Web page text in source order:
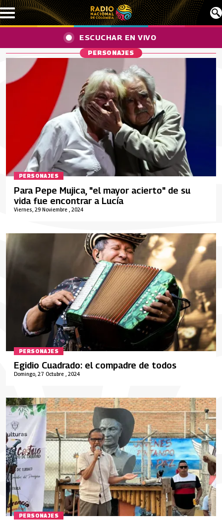
Pasar al contenido principal
ESCUCHAR EN VIVO
PERSONAJES
PERSONAJES
Viernes, 29 Noviembre , 2024
Para Pepe Mujica, "el mayor acierto" de su
vida fue encontrar a Lucía
PERSONAJES
Domingo, 27 Octubre , 2024
Egidio Cuadrado: el compadre de todos
PERSONAJES